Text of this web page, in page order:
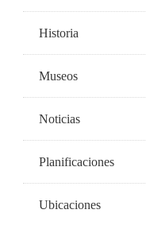
Historia
Museos
Noticias
Planificaciones
Ubicaciones